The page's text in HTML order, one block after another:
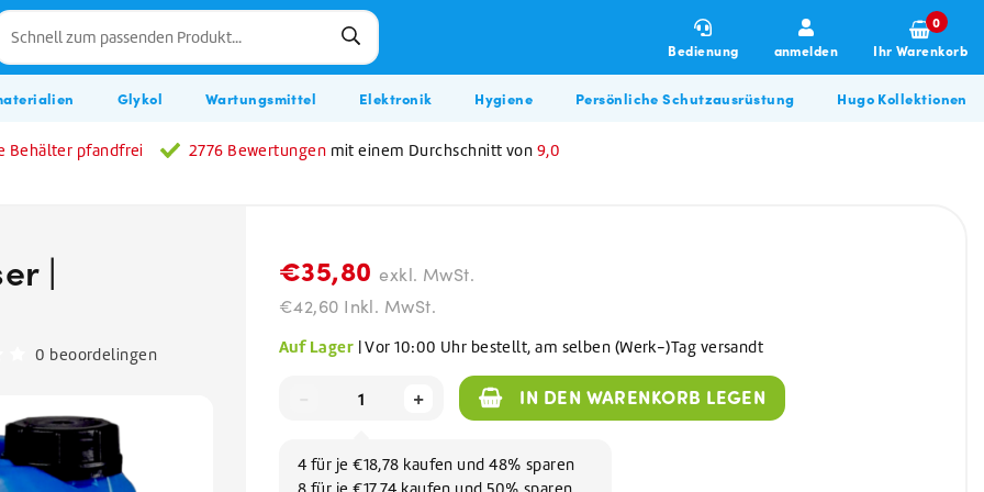
Bedienung anmelden
0
Ihr Warenkorb
& Essen Bau & Renovierung
& Tierhaltung Ferienparks & Campingplätze
& Boots-Shampoo
Kalk entfernen
Rost entfernen
Lüftungskanälen
VIEW ALL REINIGUNGSMATERIALIEN
Glykol
30 % (bis -15°C)
40 % (bis -21°C)
50 % (bis -33°C)
100 %
Wartungsmittel
& Beton
Elektronik Hygiene Persönliche Schutzausrüstung
VIEW ALL PERSÖNLICHE SCHUTZAUSRÜSTUNG
Hugo Kollektionen
VIEW ALL HUGO KOLLEKTIONEN
Behälter pfandfrei 2776 Bewertungen mit einem Durchschnitt von 9,0
|
0 beoordelingen
€35,80 exkl. MwSt.
€42,60 Inkl. MwSt.
Auf Lager | Vor 10:00 Uhr bestellt, am selben (Werk-)Tag versandt
+ IN DEN WARENKORB LEGEN
4 für je €18,78 kaufen und 48% sparen